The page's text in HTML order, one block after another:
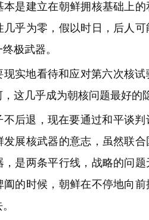
本是建立在朝鲜拥核基础上
几乎为零，假以时日，后人
极武器。
现实地看待和应对第六次核
这几乎成为朝核问题最好的
不后退，现在要通过和平谈
发展核武器的意志，虽然联
，是两条平行线，战略的问
阖的时候，朝鲜在不停地向